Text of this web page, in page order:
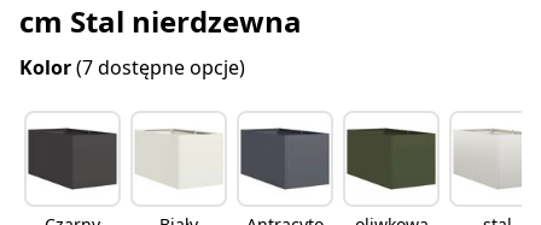
cm Stal nierdzewna
Kolor(7 dostępne opcje)